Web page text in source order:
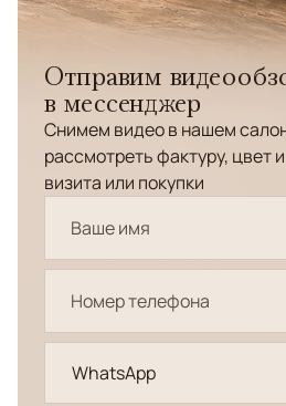
Отправим
в мессенджер
Снимем видео в нашем
рассмотреть фактуру, цвет
визита или покупки
WhatsApp